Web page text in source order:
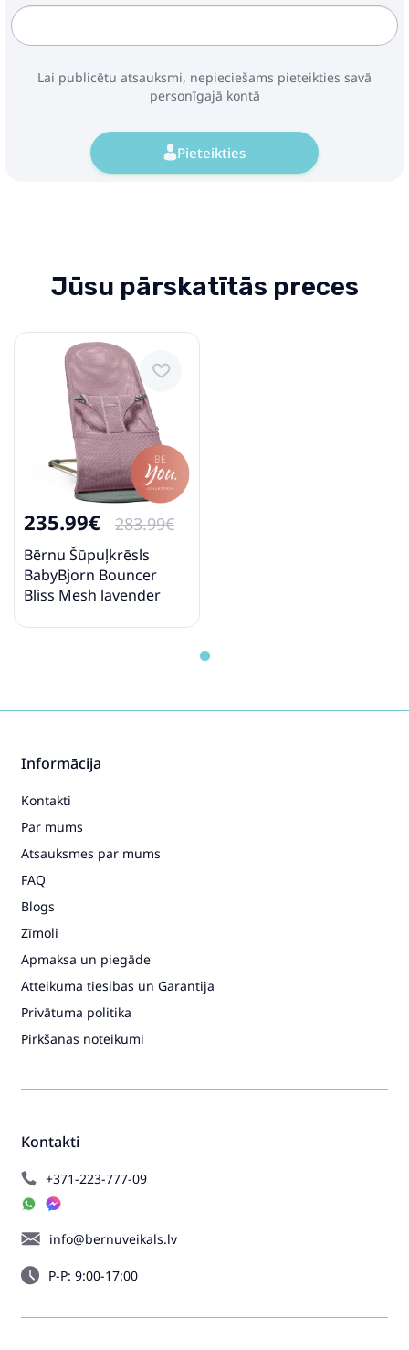
Lai publicētu atsauksmi, nepieciešams pieteikties savā
personīgajā kontā
Pieteikties
Jūsu pārskatītās preces
235.99€ 283.99€
Bērnu Šūpuļkrēsls
BabyBjorn Bouncer
Bliss Mesh lavender
Kontakti
+371-223-777-09
info@bernuveikals.lv
P-P: 9:00-17:00
Informācija
Kontakti
Par mums
Atsauksmes par mums
FAQ
Blogs
Zīmoli
Apmaksa un piegāde
Atteikuma tiesibas un Garantija
Privātuma politika
Pirkšanas noteikumi